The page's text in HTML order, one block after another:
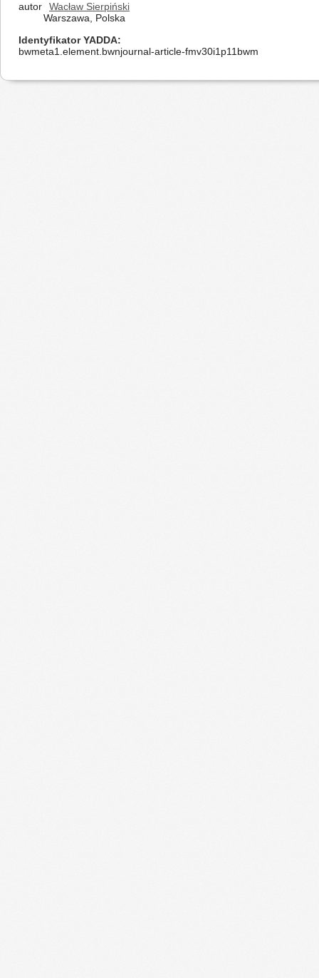
autor
Wacław Sierpiński
Warszawa, Polska
Identyfikator YADDA
bwmeta1.element.bwnjournal-article-fmv30i1p11bwm